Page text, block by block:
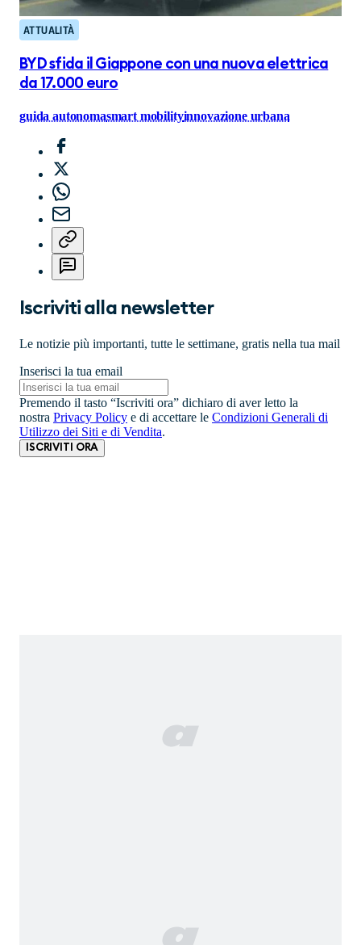
ATTUALITÀ
BYD sfida il Giappone con una nuova elettrica
da 17.000 euro
guida autonomasmart mobilityinnovazione urbana
Iscriviti alla newsletter
Le notizie più importanti, tutte le settimane, gratis nella tua mail
Inserisci la tua email
Premendo il tasto “Iscriviti ora” dichiaro di aver letto la
nostra Privacy Policy e di accettare le Condizioni Generali di
Utilizzo dei Siti e di Vendita.
ISCRIVITI ORA